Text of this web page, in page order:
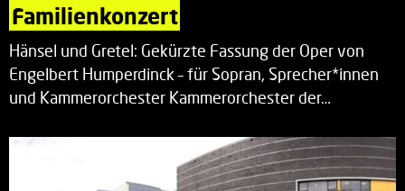
Familienkonzert
Hänsel und Gretel: Gekürzte Fassung der Oper von
Engelbert Humperdinck – für Sopran, Sprecher*innen
und Kammerorchester Kammerorchester der…